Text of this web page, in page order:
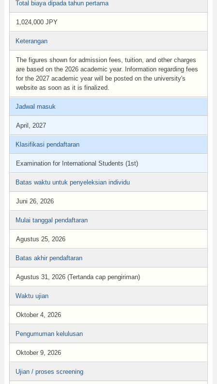
Total biaya dipada tahun pertama
1,024,000 JPY
Keterangan
The figures shown for admission fees, tuition, and other charges
are based on the 2026 academic year. Information regarding fees
for the 2027 academic year will be posted on the university's
website as soon as it is finalized.
Jadwal masuk
April, 2027
Klasifikasi pendaftaran
Examination for International Students (1st)
Batas waktu untuk penyeleksian individu
Juni 26, 2026
Mulai tanggal pendaftaran
Agustus 25, 2026
Batas akhir pendaftaran
Agustus 31, 2026 (Tertanda cap pengiriman)
Waktu ujian
Oktober 4, 2026
Pengumuman kelulusan
Oktober 9, 2026
Ujian / proses screening